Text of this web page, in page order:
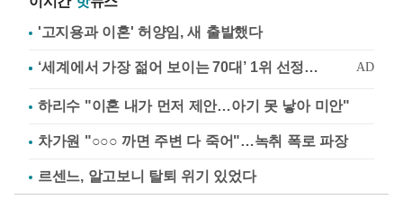
'고지용과 이혼' 허양임, 새 출발했다
하리수 "이혼 내가 먼저 제안…아기 못 낳아 미안"
차가원 "○○○ 까면 주변 다 죽어"…녹취 폭로 파장
르센느, 알고보니 탈퇴 위기 있었다